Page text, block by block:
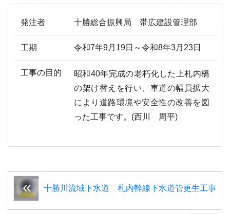
発注者 十勝総合振興局 帯広建設管理部
工期 令和7年9月19日～令和8年3月23日
工事の目的
昭和40年完成の老朽化した上札内橋
の架け替えを行い、車道の幅員拡大
により道路環境や安全性の改善を図
った工事です。(西川 周平)
十勝川流域下水道 札内幹線下水道管更生工事